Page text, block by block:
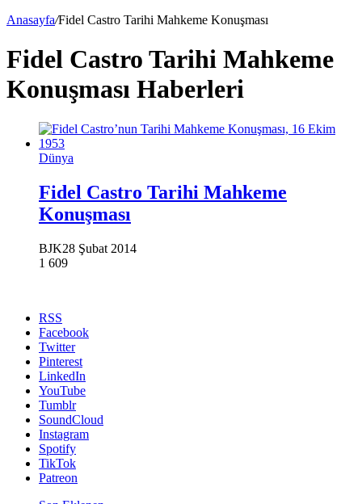
Anasayfa/Fidel Castro Tarihi Mahkeme Konuşması
Fidel Castro Tarihi Mahkeme
Konuşması Haberleri
Dünya
Fidel Castro Tarihi Mahkeme
Konuşması
BJK28 Şubat 2014
1 609
RSS
Facebook
Twitter
Pinterest
LinkedIn
YouTube
Tumblr
SoundCloud
Instagram
Spotify
TikTok
Patreon